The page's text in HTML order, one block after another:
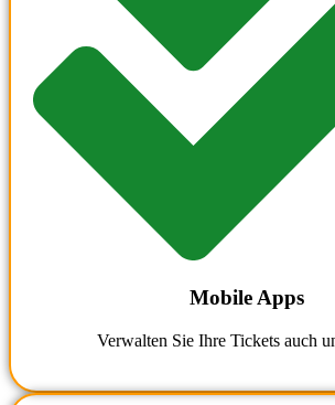
Mobile Apps
Verwalten Sie Ihre Tickets auch